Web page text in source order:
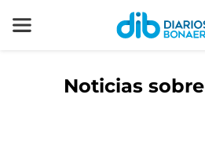
Noticias sobre